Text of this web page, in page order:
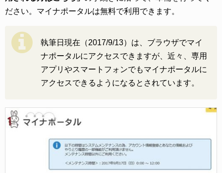
ださい。マイナポータルは無料で利用できます。
執筆日現在（2017/9/13）は、ブラウザでマイ
ナポータルにアクセスできますが、近々、専用
アプリやスマートフォンでもマイナポータルに
アクセスできるようになるとされています。